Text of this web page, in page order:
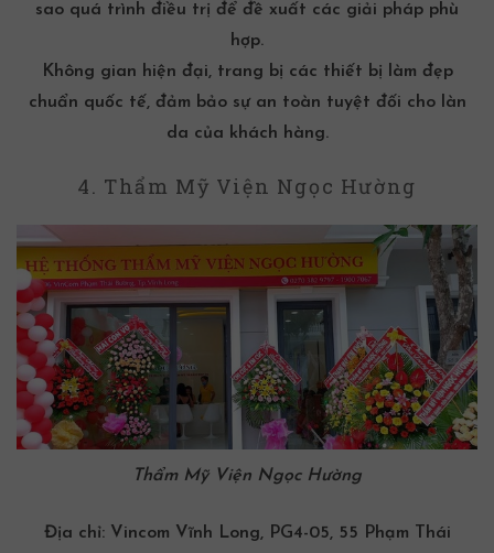
sao quá trình điều trị để đề xuất các giải pháp phù
hợp.
Không gian hiện đại, trang bị các thiết bị làm đẹp
chuẩn quốc tế, đảm bảo sự an toàn tuyệt đối cho làn
da của khách hàng.
4. Thẩm Mỹ Viện Ngọc Hường
Thẩm Mỹ Viện Ngọc Hường
Địa chỉ:Vincom Vĩnh Long, PG4-05, 55 Phạm Thái